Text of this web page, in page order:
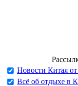
Новости Китая
Всё об отдыхе в